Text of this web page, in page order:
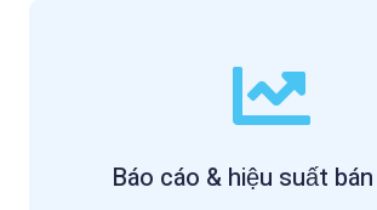
Báo cáo & hiệu suất